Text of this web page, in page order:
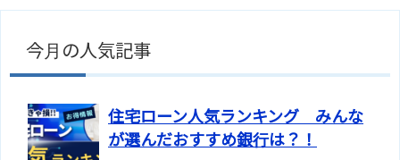
今月の人気記事
住宅ローン人気ランキング みんな
が選んだおすすめ銀行は？！